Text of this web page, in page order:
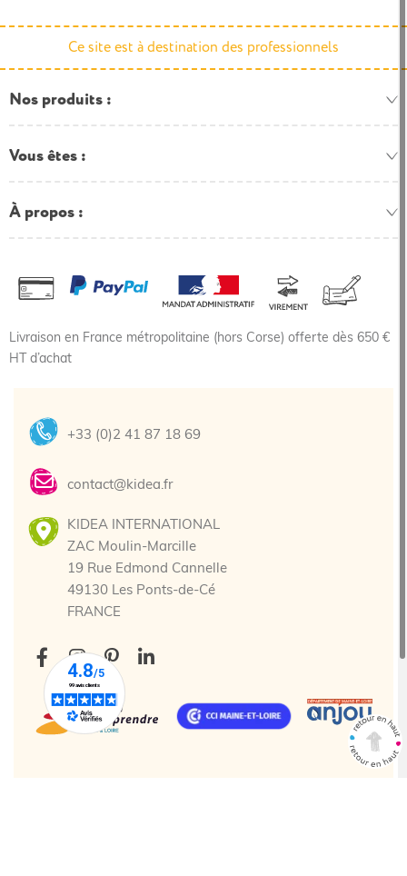
Ce site est à destination des professionnels
Nos produits
Vous êtes
À propos
Livraison en France métropolitaine (hors Corse) offerte dès 650 €
HT d’achat
+33 (0)2 41 87 18 69
contact@kidea.fr
KIDEA INTERNATIONAL
ZAC Moulin-Marcille
19 Rue Edmond Cannelle
49130 Les Ponts-de-Cé
FRANCE